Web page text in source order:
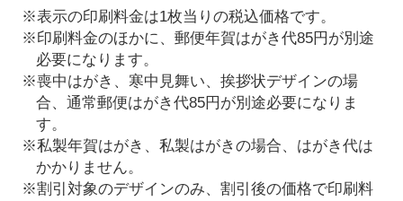
※表示の印刷料金は1枚当りの税込価格です。
※印刷料金のほかに、郵便年賀はがき代85円が別途
必要になります。
※喪中はがき、寒中見舞い、挨拶状デザインの場
合、通常郵便はがき代85円が別途必要になりま
す。
※私製年賀はがき、私製はがきの場合、はがき代は
かかりません。
※割引対象のデザインのみ、割引後の価格で印刷料